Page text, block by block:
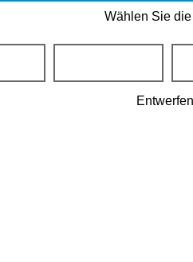
Wählen Sie